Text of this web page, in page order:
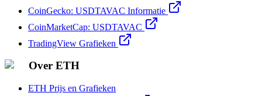
CoinGecko: USDTAVAC Informatie
CoinMarketCap: USDTAVAC
TradingView Grafieken
Over ETH
ETH Prijs en Grafieken